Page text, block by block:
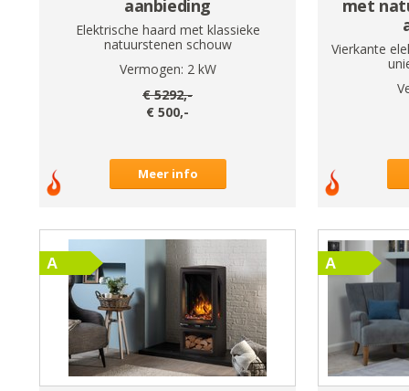
aanbieding
Elektrische haard met klassieke
natuurstenen schouw
Vermogen: 2kW
€5292,-
€ 500,-
Meer info
met
Vierkante